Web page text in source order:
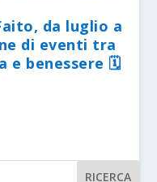
da luglio a
di eventi tra
e benessere 🗓